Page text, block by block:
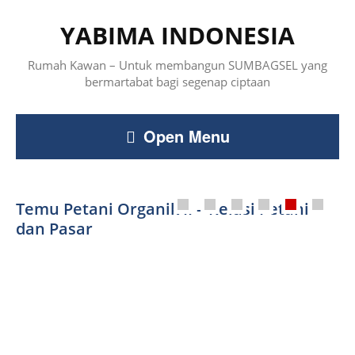
YABIMA INDONESIA
Rumah Kawan – Untuk membangun SUMBAGSEL yang
bermartabat bagi segenap ciptaan
Open Menu
Revolusi Hijau – Di Balik Sukses dan
Porak-Porandanya Budaya Petani
Temu Petani Organik II – Relasi Petani
dan Pasar
Petani dan Spiritualitas Ekologis